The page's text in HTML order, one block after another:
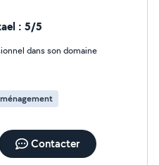
: 5/5
dans son domaine
Contacter